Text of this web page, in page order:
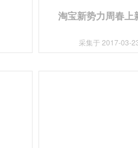
淘宝新势力周春上
采集于 2017-03-